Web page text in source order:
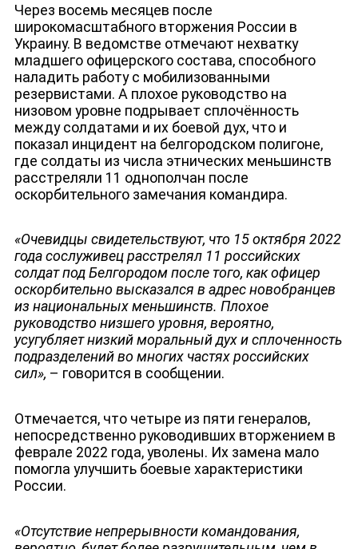
Через восемь месяцев после
широкомасштабного вторжения России в
Украину. В ведомстве отмечают нехватку
младшего офицерского состава, способного
наладить работу с мобилизованными
резервистами. А плохое руководство на
низовом уровне подрывает сплочённость
между солдатами и их боевой дух, что и
показал инцидент на белгородском полигоне,
где солдаты из числа этнических меньшинств
расстреляли 11 однополчан после
оскорбительного замечания командира.
«Очевидцы свидетельствуют, что 15 октября 2022
года сослуживец расстрелял 11 российских
солдат под Белгородом после того, как офицер
оскорбительно высказался в адрес новобранцев
из национальных меньшинств. Плохое
руководство низшего уровня, вероятно,
усугубляет низкий моральный дух и сплоченность
подразделений во многих частях российских
сил», – говорится в сообщении.
Отмечается, что четыре из пяти генералов,
непосредственно руководивших вторжением в
феврале 2022 года, уволены. Их замена мало
помогла улучшить боевые характеристики
России.
«Отсутствие непрерывности командования,